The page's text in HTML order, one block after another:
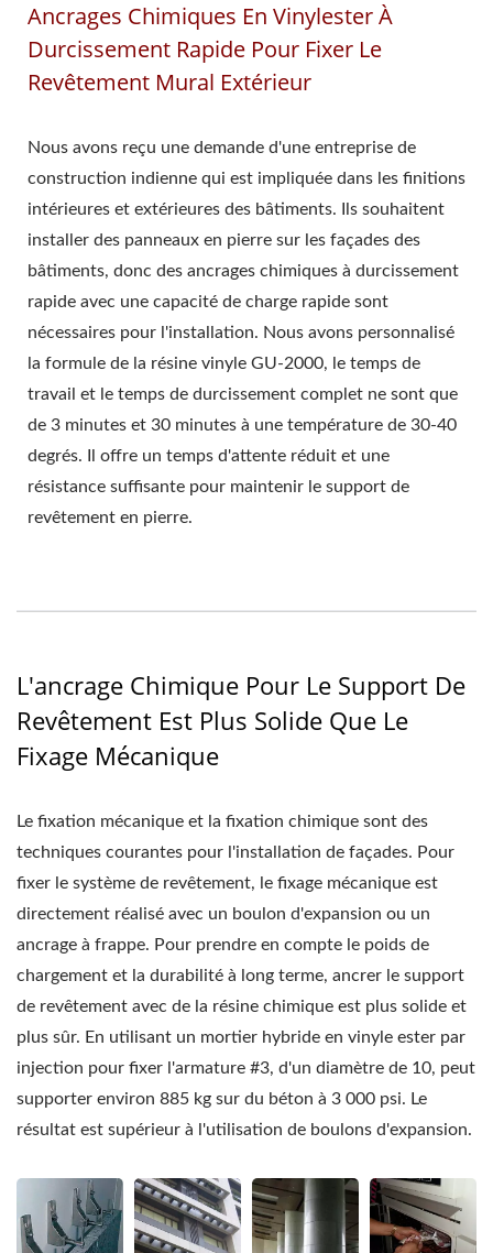
Ancrages Chimiques En Vinylester À
Durcissement Rapide Pour Fixer Le
Revêtement Mural Extérieur
Nous avons reçu une demande d'une entreprise de
construction indienne qui est impliquée dans les finitions
intérieures et extérieures des bâtiments. Ils souhaitent
installer des panneaux en pierre sur les façades des
bâtiments, donc des ancrages chimiques à durcissement
rapide avec une capacité de charge rapide sont
nécessaires pour l'installation. Nous avons personnalisé
la formule de la résine vinyle GU-2000, le temps de
travail et le temps de durcissement complet ne sont que
de 3 minutes et 30 minutes à une température de 30-40
degrés. Il offre un temps d'attente réduit et une
résistance suffisante pour maintenir le support de
revêtement en pierre.
L'ancrage Chimique Pour Le Support De
Revêtement Est Plus Solide Que Le
Fixage Mécanique
Le fixation mécanique et la fixation chimique sont des
techniques courantes pour l'installation de façades. Pour
fixer le système de revêtement, le fixage mécanique est
directement réalisé avec un boulon d'expansion ou un
ancrage à frappe. Pour prendre en compte le poids de
chargement et la durabilité à long terme, ancrer le support
de revêtement avec de la résine chimique est plus solide et
plus sûr. En utilisant un mortier hybride en vinyle ester par
injection pour fixer l'armature #3, d'un diamètre de 10, peut
supporter environ 885 kg sur du béton à 3 000 psi. Le
résultat est supérieur à l'utilisation de boulons d'expansion.